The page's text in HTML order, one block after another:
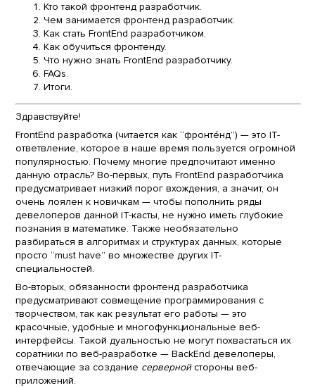
Кто такой фронтенд разработчик.
Чем занимается фронтенд разработчик.
Как стать FrontEnd разработчиком.
Как обучиться фронтенду.
Что нужно знать FrontEnd разработчику.
FAQs.
Итоги.
Здравствуйте!
FrontEnd разработка (читается как “фронтéнд”) — это IT-
ответвление, которое в наше время пользуется огромной
популярностью. Почему многие предпочитают именно
данную отрасль? Во-первых, путь FrontEnd разработчика
предусматривает низкий порог вхождения, а значит, он
очень лоялен к новичкам — чтобы пополнить ряды
девелоперов данной IT-касты, не нужно иметь глубокие
познания в математике. Также необязательно
разбираться в алгоритмах и структурах данных, которые
просто “must have” во множестве других IT-
специальностей.
Во-вторых, обязанности фронтенд разработчика
предусматривают совмещение программирования с
творчеством, так как результат его работы — это
красочные, удобные и многофункциональные веб-
интерфейсы. Такой дуальностью не могут похвастаться их
соратники по веб-разработке — BackEnd девелоперы,
отвечающие за создание сервернойстороны веб-
приложений.